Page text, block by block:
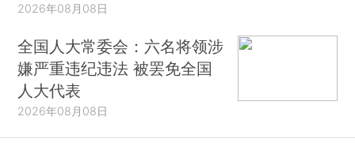
2026年08月08日
全国人大常委会：六名将领涉
嫌严重违纪违法 被罢免全国
人大代表
2026年08月08日